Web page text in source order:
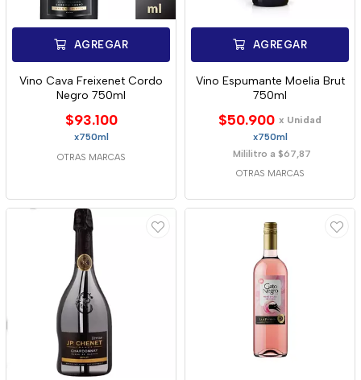
AGREGAR
Vino Cava Freixenet Cordo
Negro 750ml
$93.100
x750ml
OTRAS MARCAS
AGREGAR
Vino Espumante Moelia Brut
750ml
$50.900 x Unidad
x750ml
Mililitro a $67,87
OTRAS MARCAS